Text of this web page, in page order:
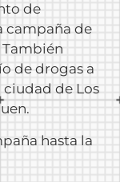
de
campaña de
de drogas a
ciudad de Los
hasta la